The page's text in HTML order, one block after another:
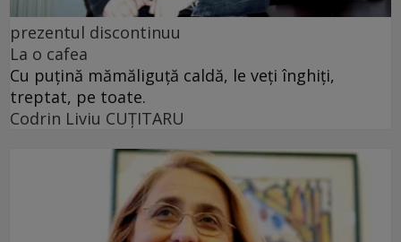
prezentul discontinuu
La o cafea
Cu puţină mămăliguţă caldă, le veţi înghiţi,
treptat, pe toate.
Codrin Liviu CUŢITARU